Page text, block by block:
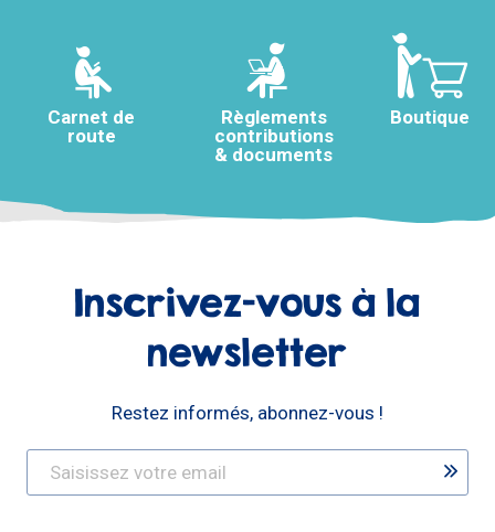
Carnet de
route
Règlements
contributions
& documents
Boutique
Inscrivez-vous à la
newsletter
Restez informés, abonnez-vous !